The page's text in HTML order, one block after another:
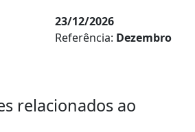
23/12/2026
Referência: Dezembro
relacionados ao